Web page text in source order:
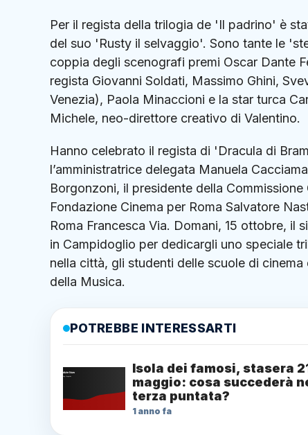
Per il regista della trilogia de 'Il padrino' è
del suo 'Rusty il selvaggio'. Sono tante le
coppia degli scenografi premi Oscar Dante
regista Giovanni Soldati, Massimo Ghini,
Venezia), Paola Minaccioni e la star turca
Michele, neo-direttore creativo di Valentino.
Hanno celebrato il regista di 'Dracula di
l’amministratrice delegata Manuela
Borgonzoni, il presidente della
Fondazione Cinema per Roma Salvatore
Roma Francesca Via. Domani, 15 ottobre, il
in Campidoglio per dedicargli uno speciale
nella città, gli studenti delle scuole di
della Musica.
POTREBBE INTERESSARTI
Isola dei famosi, stasera
maggio: cosa succederà
terza puntata?
1 anno fa